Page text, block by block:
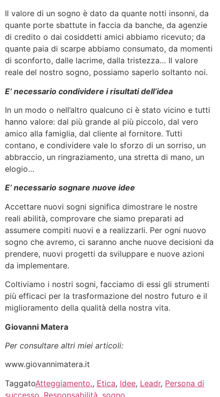
Il valore di un sogno è dato da quante notti insonni, da
quante porte sbattute in faccia da banche, da agenzie
di credito o dai cosiddetti amici abbiamo ricevuto; da
quante paia di scarpe abbiamo consumato, da momenti
di sconforto, dalle lacrime, dalla tristezza… Il valore
reale del nostro sogno, possiamo saperlo soltanto noi.
E’ necessario condividere i risultati dell’idea
In un modo o nell’altro qualcuno ci è stato vicino e tutti
hanno valore: dal più grande al più piccolo, dal vero
amico alla famiglia, dal cliente al fornitore. Tutti
contano, e condividere vale lo sforzo di un sorriso, un
abbraccio, un ringraziamento, una stretta di mano, un
elogio…
E’ necessario sognare nuove idee
Accettare nuovi sogni significa dimostrare le nostre
reali abilità, comprovare che siamo preparati ad
assumere compiti nuovi e a realizzarli. Per ogni nuovo
sogno che avremo, ci saranno anche nuove decisioni da
prendere, nuovi progetti da sviluppare e nuove azioni
da implementare.
Coltiviamo i nostri sogni, facciamo di essi gli strumenti
più efficaci per la trasformazione del nostro futuro e il
miglioramento della qualità della nostra vita.
Giovanni Matera
Per consultare altri miei articoli:
www.giovannimatera.it
TaggatoAtteggiamento., Etica, Idee, Leadr, Persona di
successo Responsabilità sogno